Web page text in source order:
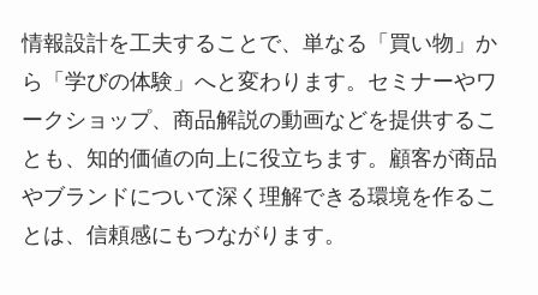
情報設計を工夫することで、単なる「買い物」か
ら「学びの体験」へと変わります。セミナーやワ
ークショップ、商品解説の動画などを提供するこ
とも、知的価値の向上に役立ちます。顧客が商品
やブランドについて深く理解できる環境を作るこ
とは、信頼感にもつながります。